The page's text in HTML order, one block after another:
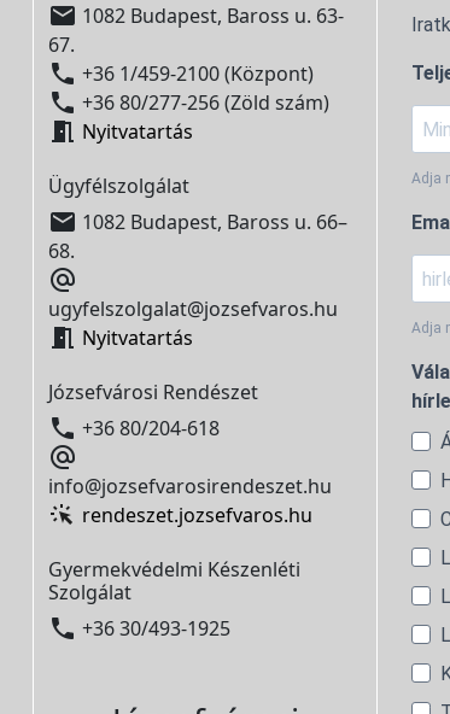
 1082 Budapest, Baross u. 63-
67.
 +36 1/459-2100 (Központ)
 +36 80/277-256 (Zöld szám)
 Nyitvatartás
Ügyfélszolgálat
 1082 Budapest, Baross u. 66–
68.

ugyfelszolgalat@jozsefvaros.hu
 Nyitvatartás
Józsefvárosi Rendészet
 +36 80/204-618

info@jozsefvarosirendeszet.hu
rendeszet.jozsefvaros.hu
Gyermekvédelmi Készenléti
Szolgálat
 +36 30/493-1925
Adja
Adja